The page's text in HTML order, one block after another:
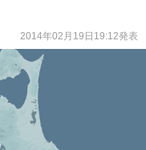
2014年02月19日19:12発表